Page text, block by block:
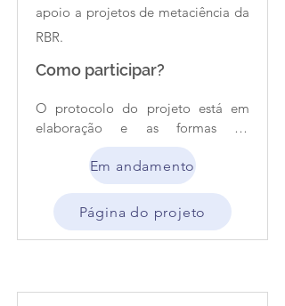
apoio a projetos de metaciência da
RBR.
Como participar?
O protocolo do projeto está em
elaboração e as formas de
colaboração possíveis ainda não
foram definidas.Em andamento
Página do projeto